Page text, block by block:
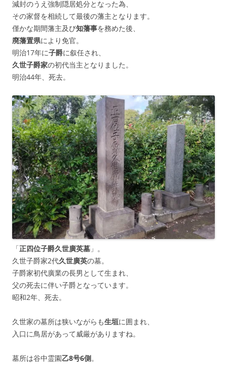
減封のうえ強制隠居処分となった為、
その家督を相続して最後の藩主となります。
僅かな期間藩主及び知藩事を務めた後、
廃藩置県により免官。
明治17年に子爵に叙任され、
久世子爵家の初代当主となりました。
明治44年、死去。
「正四位子爵久世廣英墓 」。
久世子爵家2代久世廣英の墓。
子爵家初代廣業の長男として生まれ、
父の死去に伴い子爵となっています。
昭和2年、死去。
久世家の墓所は狭いながらも生垣に囲まれ、
入口に鳥居があって威厳がありますね。
墓所は谷中霊園乙8号6側。